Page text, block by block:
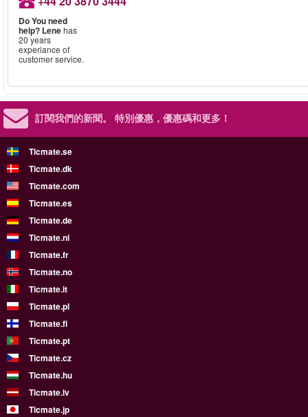
Do You need
help? Lenehas
20 years
experiance of
customer service.
訂閱我們的新聞。 特別優惠，優惠碼和更多！
Ticmate.se
Ticmate.dk
Ticmate.com
Ticmate.es
Ticmate.de
Ticmate.nl
Ticmate.fr
Ticmate.no
Ticmate.it
Ticmate.pl
Ticmate.fi
Ticmate.pt
Ticmate.cz
Ticmate.hu
Ticmate.lv
Ticmate.jp